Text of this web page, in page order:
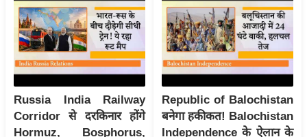
ऑ
टो
व
र्ल्ड
न्यू
ज
ब्री
Russia India Railway
Corridor से दरकिनार होंगे
Hormuz, Bosphorus,
Republic of Balochistan
बनेगा हकीकत! Balochistan
Independence के ऐलान के